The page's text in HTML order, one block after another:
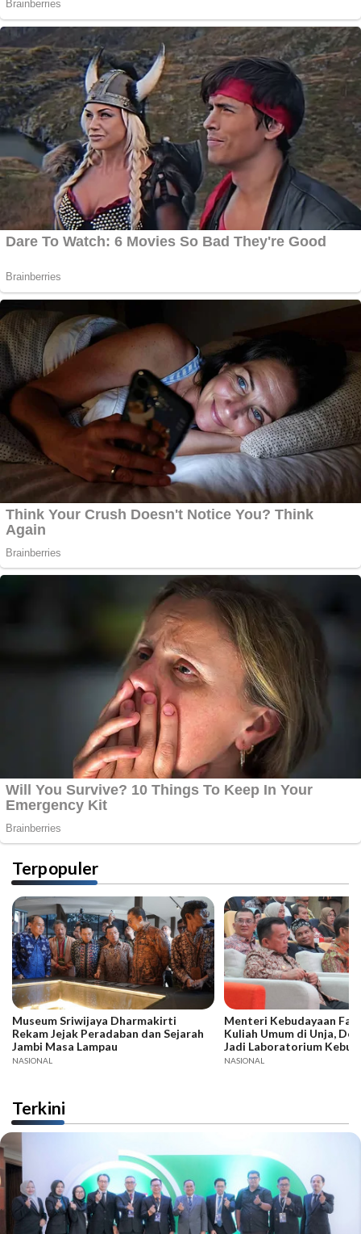
Terpopuler
Museum Sriwijaya Dharmakirti
Rekam Jejak Peradaban dan Sejarah
Jambi Masa Lampau
NASIONAL
Menteri Kebudayaan
Kuliah Umum di Unja,
Jadi Laboratorium
NASIONAL
Terkini